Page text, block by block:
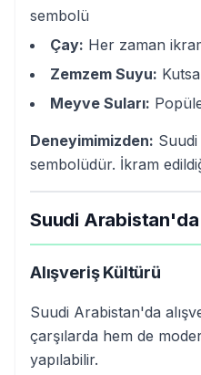
sembolü
Çay: Her zaman
Zemzem Suyu:
Meyve Suları:
Deneyimimizden:
sembolüdür. İkram
Suudi Arabistan'da
Alışveriş Kültürü
Suudi Arabistan'da
çarşılarda hem de
yapılabilir.